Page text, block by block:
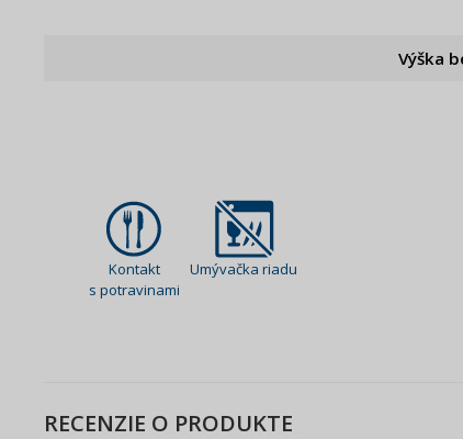
Výška
Kontakt
s potravinami
Umývačka riadu
RECENZIE O PRODUKTE